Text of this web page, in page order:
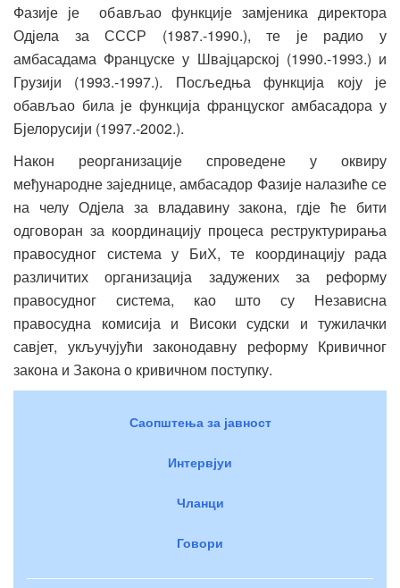
Фазије је обављао функције замјеника директора
Одјела за СССР (1987.-1990.), те је радио у
амбасадама Француске у Швајцарској (1990.-1993.) и
Грузији (1993.-1997.). Посљедња функција коју је
обављао била је функција француског амбасадора у
Бјелорусији (1997.-2002.).
Након реорганизације спроведене у оквиру
међународне заједнице, амбасадор Фазије налазиће се
на челу Одјела за владавину закона, гдје ће бити
одговоран за координацију процеса реструктурирања
правосудног система у БиХ, те координацију рада
различитих организација задужених за реформу
правосудног система, као што су Независна
правосудна комисија и Високи судски и тужилачки
савјет, укључујући законодавну реформу Кривичног
закона и Закона о кривичном поступку.
Саопштења за јавност
Интервјуи
Чланци
Говори